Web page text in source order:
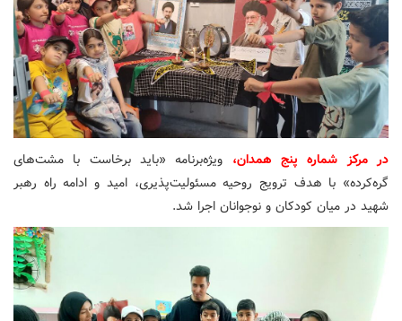
در مرکز شماره پنج همدان، ویژه‌برنامه «باید برخاست با مشت‌های
گره‌کرده» با هدف ترویج روحیه مسئولیت‌پذیری، امید و ادامه راه رهبر
شهید در میان کودکان و نوجوانان اجرا شد.